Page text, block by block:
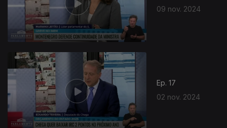
09 nov. 2024
Ep. 17
02 nov. 2024